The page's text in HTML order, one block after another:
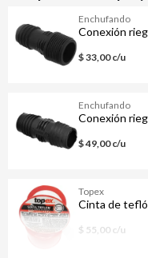
Enchufando
Conexión
$ 33,00 c/u
Enchufando
Conexión
$ 49,00 c/u
Topex
Cinta de
$ 55,00 c/u